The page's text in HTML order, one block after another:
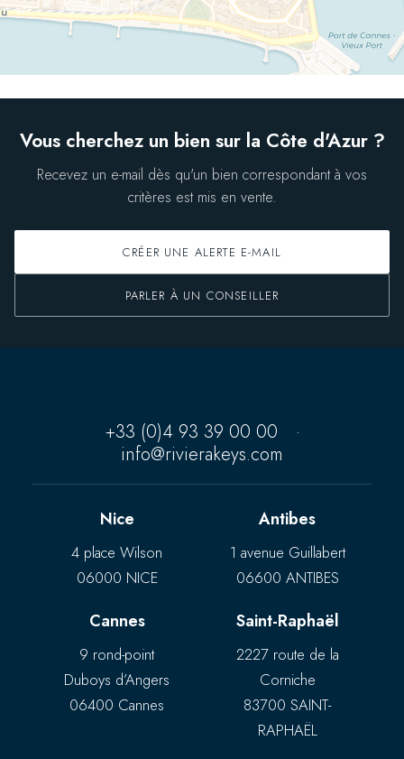
Vous cherchez un bien sur la Côte d'Azur ?
Recevez un e-mail dès qu'un bien correspondant à vos
critères est mis en vente.
CRÉER UNE ALERTE E-MAIL
PARLER À UN CONSEILLER
+33 (0)4 93 39 00 00
·
info@rivierakeys.com
Nice
4 place Wilson
06000 NICE
Antibes
1 avenue Guillabert
06600 ANTIBES
Cannes
9 rond-point
Duboys d’Angers
06400 Cannes
Saint-Raphaël
2227 route de la
Corniche
83700 SAINT-
RAPHAËL